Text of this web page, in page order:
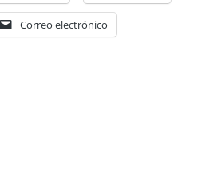
Correo electrónico